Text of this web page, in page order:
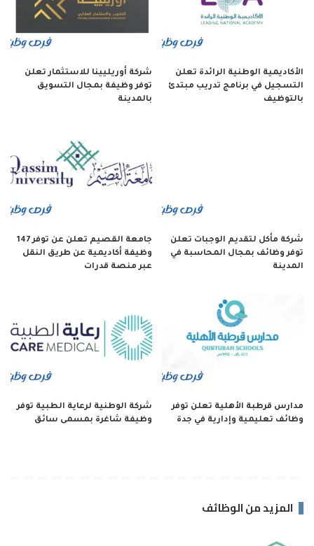
الأكاديمية الوطنية الرائدة تعلن
التسجيل في برنامج تدريب مبتدئ
بالتوظيف
شركة أوريليينا للاستثمار تعلن
توفر وظيفة بمجال التسويق
بالمدينة
شركة مأكل لتقديم الوجبات تعلن
توفر وظائف بمجال المحاسبة في
المدينة
جامعة القصيم تعلن عن توفر 147
وظيفة أكاديمية عن طريق النقل
عبر منصة قدرات
مدارس قرطبة الأهلية تعلن توفر
وظائف تعليمية وإدارية في جدة
شركة الوطنية لرعاية الطبية توفر
وظيفة شاغرة بمسمى سائق
المزيد من الوظائف